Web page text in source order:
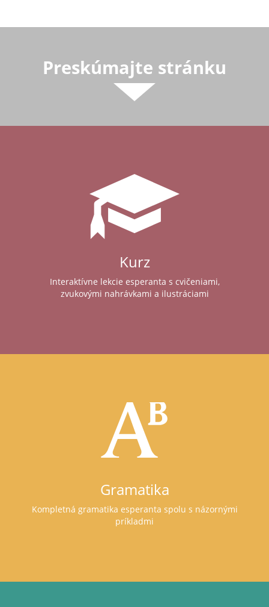
Preskúmajte stránku
Kurz
Interaktívne lekcie esperanta s cvičeniami,
zvukovými nahrávkami a ilustráciami
Gramatika
Kompletná gramatika esperanta spolu s názornými
príkladmi